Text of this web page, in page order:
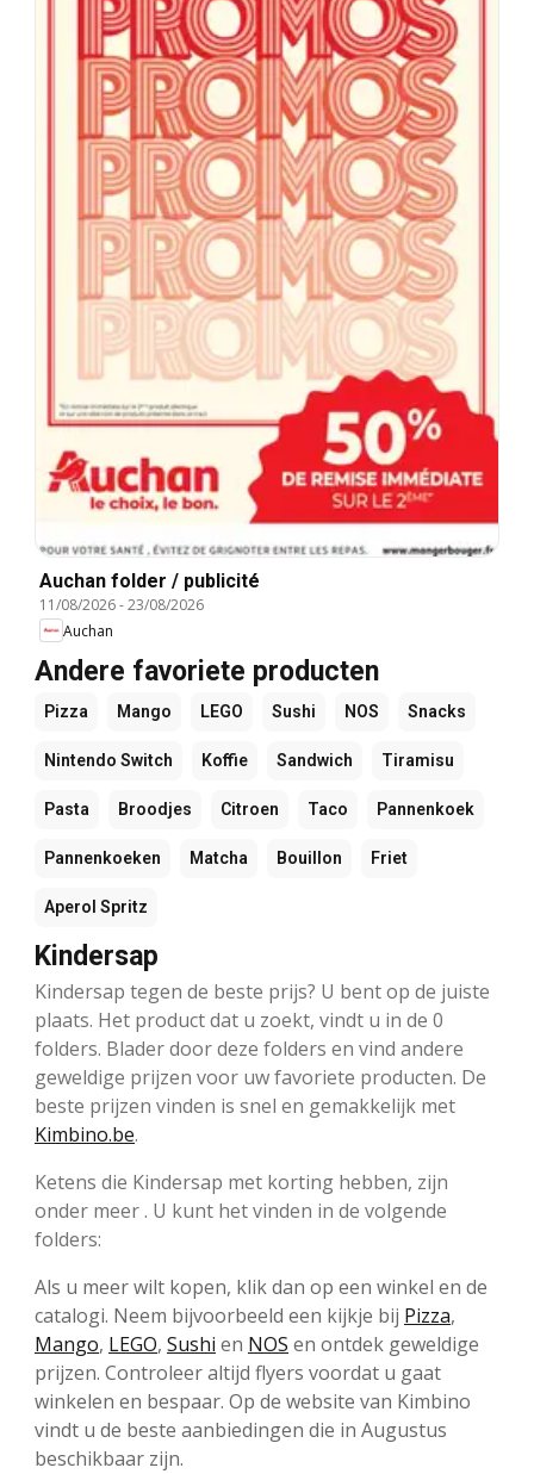
Auchan folder / publicité
11/08/2026-23/08/2026
Auchan
Andere favoriete producten
Pizza Mango LEGO Sushi NOS Snacks
Nintendo Switch Koffie Sandwich Tiramisu
Pasta Broodjes Citroen Taco Pannenkoek
Pannenkoeken Matcha Bouillon Friet
Aperol Spritz
Kindersap
Kindersap tegen de beste prijs? U bent op de juiste
plaats. Het product dat u zoekt, vindt u in de 0
folders. Blader door deze folders en vind andere
geweldige prijzen voor uw favoriete producten. De
beste prijzen vinden is snel en gemakkelijk met
Kimbino.be.
Ketens die Kindersap met korting hebben, zijn
onder meer . U kunt het vinden in de volgende
folders:
Als u meer wilt kopen, klik dan op een winkel en de
catalogi. Neem bijvoorbeeld een kijkje bij Pizza,
Mango, LEGO, Sushi en NOS en ontdek geweldige
prijzen. Controleer altijd flyers voordat u gaat
winkelen en bespaar. Op de website van Kimbino
vindt u de beste aanbiedingen die in Augustus
beschikbaar zijn.